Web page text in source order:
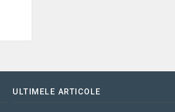
ULTIMELE ARTICOLE